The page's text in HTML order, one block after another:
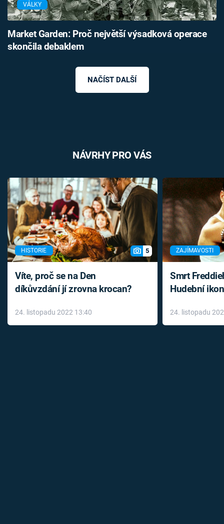
VÁLKY
Market Garden: Proč největší výsadková operace
skončila debaklem
NAČÍST DALŠÍ
NÁVRHY PRO VÁS
HISTORIE 5
Víte, proč se na Den
díkůvzdání jí zrovna krocan?
24. listopadu 2022 13:40
ZAJÍMAVOSTI
Smrt
Hudební
léky
24. listopadu